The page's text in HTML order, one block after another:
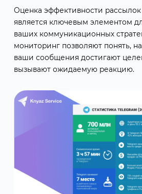
Оценка эффективности рассылок
является ключевым элементом
ваших коммуникационных
мониторинг позволяют понять,
ваши сообщения достигают
вызывают ожидаемую реакцию.